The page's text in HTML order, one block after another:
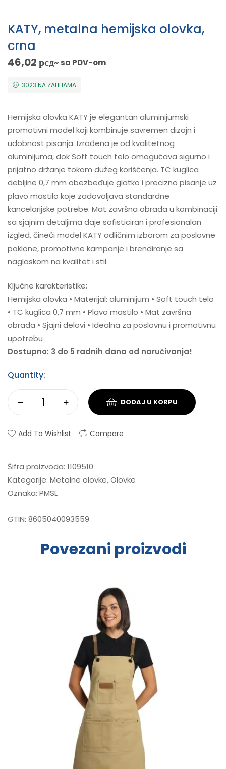
KATY, metalna hemijska olovka,
crna
46,02рсд~ sa PDV-om
3023 NA ZALIHAMA
Hemijska olovka KATY je elegantan aluminijumski
promotivni model koji kombinuje savremen dizajn i
udobnost pisanja. Izrađena je od kvalitetnog
aluminijuma, dok Soft touch telo omogućava sigurno i
prijatno držanje tokom dužeg korišćenja. TC kuglica
debljine 0,7 mm obezbeđuje glatko i precizno pisanje uz
plavo mastilo koje zadovoljava standardne
kancelarijske potrebe. Mat završna obrada u kombinaciji
sa sjajnim detaljima daje sofisticiran i profesionalan
izgled, čineći model KATY odličnim izborom za poslovne
poklone, promotivne kampanje i brendiranje sa
naglaskom na kvalitet i stil.
Ključne karakteristike:
Hemijska olovka • Materijal: aluminijum • Soft touch telo
• TC kuglica 0,7 mm • Plavo mastilo • Mat završna
obrada • Sjajni delovi • Idealna za poslovnu i promotivnu
upotrebu
Dostupno: 3 do 5 radnih dana od naručivanja!
Quantity:
DODAJ U KORPU
Add To Wishlist Compare
Šifra proizvoda: 1109510
Kategorije: Metalne olovke,Olovke
Oznaka: PMSL
GTIN: 8605040093559
Povezani proizvodi